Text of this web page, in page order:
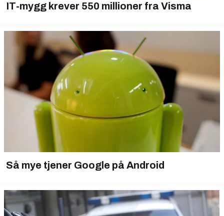
IT-mygg krever 550 millioner fra Visma
Så mye tjener Google på Android